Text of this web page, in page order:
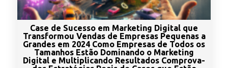
Case de Sucesso em Marketing Digital que
Transformou Vendas de Empresas Pequenas a
Grandes em 2024 Como Empresas de Todos os
Tamanhos Estão Dominando o Marketing
Digital e Multiplicando Resultados Comprova­